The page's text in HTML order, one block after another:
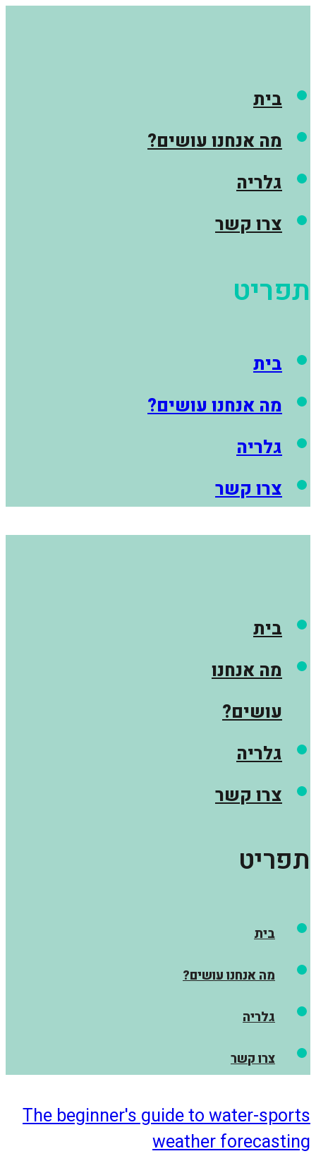
בית
מה אנחנו עושים?
גלריה
צרו קשר
תפריט
בית
מה אנחנו עושים?
גלריה
צרו קשר
בית
מה אנחנו
עושים?
גלריה
צרו קשר
תפריט
בית
מה אנחנו עושים?
גלריה
צרו קשר
The beginner's guide to water-sports
weather forecasting